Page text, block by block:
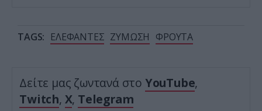
TAGS: ΕΛΕΦΑΝΤΕΣ ΖΥΜΩΣΗ ΦΡΟΥΤΑ
Δείτε μας ζωντανά στο YouTube,
Twitch, X, Telegram